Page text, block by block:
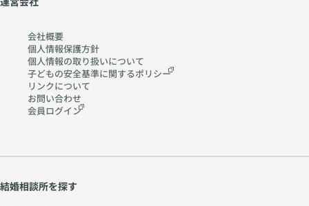
会社概要
個人情報保護方針
個人情報の取り扱いについて
子どもの安全基準に関するポリシー
リンクについて
お問い合わせ
会員ログイン
結婚相談所を探す